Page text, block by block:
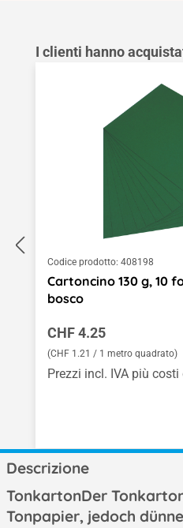
Salta la galleria dei
I clienti hanno
Codice prodotto: 408198
Cartoncino 130 g, 10
bosco
Prezzo normale:
CHF 4.25
(CHF 1.21 / 1 metro quadrato)
Prezzi incl. IVA più
Descrizione
TonkartonDer
Tonpapier, jedoch